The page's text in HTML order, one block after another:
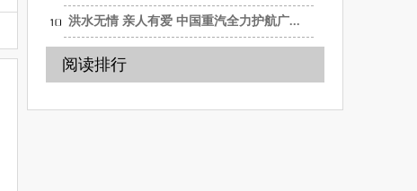
洪水无情 亲人有爱 中国重汽全力护航广...
阅读排行